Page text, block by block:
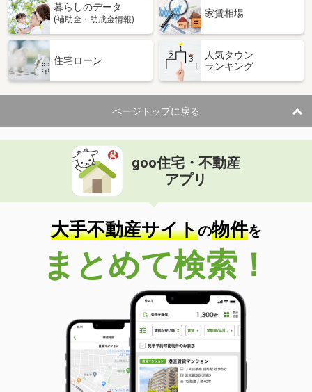
間取り
和歌山県和歌山市小雑賀
住 所
和歌山県和歌山市小雑賀
専有面積 53.57m²
間取り
1LDK
和歌山県和歌山市秋月
価 格
住 所
和歌山県和歌山市秋月
専有面積 55.44m²
間取り
2LDK
和歌山県和歌山市北出島
価 格
5.60万円
和歌山県和歌山市北出島
26.08m²
間取り
1K
和歌山県和歌山市杭ノ瀬
価 格
6.55万円
暮らしのデータ
(補助金・助成金情報)
家賃相場
住宅ローン
人気タウン
ランキング
ページトップに戻る
goo住宅・不動産
アプリ
大手不動産サイトの物件を
まとめて検索！